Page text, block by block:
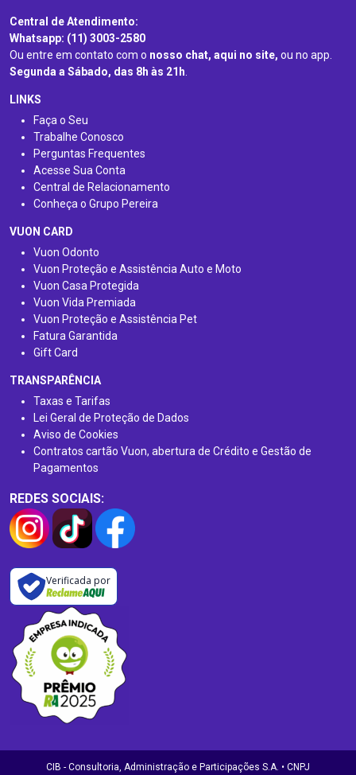
Central de Atendimento:
Whatsapp: (11) 3003-2580
Ou entre em contato com o nosso chat, aqui no site, ou no app.
Segunda a Sábado, das 8h às 21h.
LINKS
Faça o Seu
Trabalhe Conosco
Perguntas Frequentes
Acesse Sua Conta
Central de Relacionamento
Conheça o Grupo Pereira
VUON CARD
Vuon Odonto
Vuon Proteção e Assistência Auto e Moto
Vuon Casa Protegida
Vuon Vida Premiada
Vuon Proteção e Assistência Pet
Fatura Garantida
Gift Card
TRANSPARÊNCIA
Taxas e Tarifas
Lei Geral de Proteção de Dados
Aviso de Cookies
Contratos cartão Vuon, abertura de Crédito e Gestão de
Pagamentos
REDES SOCIAIS:
Verificada por
CIB - Consultoria, Administração e Participações S.A. • CNPJ